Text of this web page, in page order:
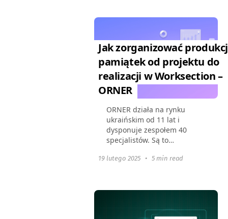
skoordynowane procesy...
Jak zorganizować
pamiątek od projektu do
realizacji w Worksection –
ORNER
ORNER działa na rynku
ukraińskim od 11 lat i
dysponuje zespołem 40
specjalistów. Są to
logistycy, księgowi i inne
kierunków....
19 lutego 2025 • 5 min read